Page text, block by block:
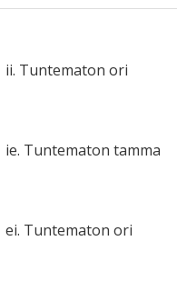
ii. Tuntematon ori
ie. Tuntematon tamma
ei. Tuntematon ori